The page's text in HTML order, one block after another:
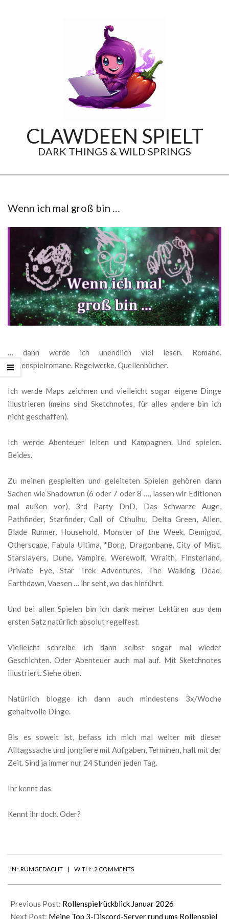
CLAWDEEN SPIELT
DARK THINGS & WILD SPRINGS
Menu
Wenn ich mal groß bin …
… dann werde ich unendlich viel lesen. Romane.
Rollenspielromane. Regelwerke. Quellenbücher.
Ich werde Maps zeichnen und vielleicht sogar eigene Dinge
illustrieren (meins sind Sketchnotes, für alles andere bin ich
nicht geschaffen).
Ich werde Abenteuer leiten und Kampagnen. Und spielen.
Beides.
Zu meinen gespielten und geleiteten Spielen gehören dann
Sachen wie Shadowrun (6 oder 7 oder 8 …, lassen wir Editionen
mal außen vor), 3rd Party DnD, Das Schwarze Auge,
Pathfinder, Starfinder, Call of Cthulhu, Delta Green, Alien,
Blade Runner, Household, Monster of the Week, Demigod,
Otherscape, Fabula Ultima, *Borg, Dragonbane, City of Mist,
Starslayers, Dune, Vampire, Werewolf, Wraith, Finsterland,
Private Eye, Star Trek Adventures, The Walking Dead,
Earthdawn, Vaesen … ihr seht, wo das hinführt.
Und bei allen Spielen bin ich dank meiner Lektüren aus dem
ersten Satz natürlich absolut regelfest.
Vielleicht schreibe ich dann selbst sogar mal wieder
Geschichten. Oder Abenteuer auch mal auf. Mit Sketchnotes
illustriert. Siehe oben.
Natürlich blogge ich dann auch mindestens 3x/Woche
gehaltvolle Dinge.
Bis es soweit ist, befass ich mich mal weiter mit dieser
Alltagssache und jongliere mit Aufgaben, Terminen, halt mit der
Zeit. Sind ja immer nur 24 Stunden jeden Tag.
Ihr kennt das.
Kennt ihr doch. Oder?
02-
06
IN: RUMGEDACHT WITH: 2 COMMENTS
Previous Post: Rollenspielrückblick Januar 2026
Next Post: Meine Top 3-Discord-Server rund ums Rollenspiel